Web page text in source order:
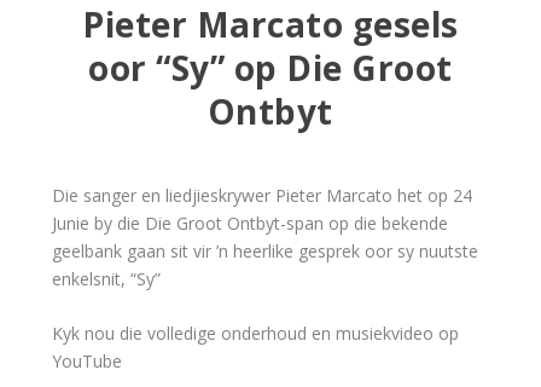
Pieter Marcato gesels
oor “Sy” op Die Groot
Ontbyt
Die sanger en liedjieskrywer Pieter Marcato het op 24
Junie by die Die Groot Ontbyt-span op die bekende
geelbank gaan sit vir ’n heerlike gesprek oor sy nuutste
enkelsnit, “Sy”
Kyk nou die volledige onderhoud en musiekvideo op
YouTube